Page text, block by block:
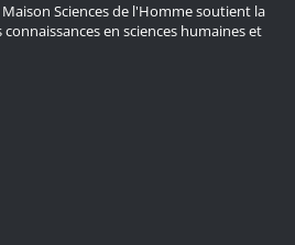
Sciences de l'Homme soutient la
en sciences humaines et